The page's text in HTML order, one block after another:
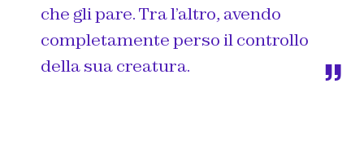
che gli pare. Tra l’altro, avendo
completamente perso il controllo
della sua creatura.